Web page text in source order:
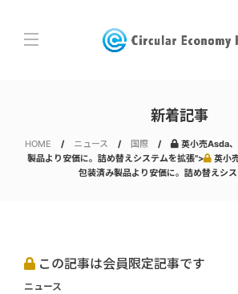
新着記事
HOME ニュース 国際
英小売Asda、
製品より安価に。詰め替えシステムを拡張">
英小
包装済み製品より安価に。詰め替えシ
この記事は会員限定記事です
ニュース